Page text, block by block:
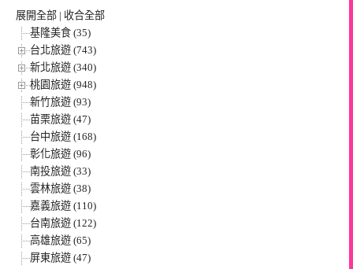
展開全部 | 收合全部
基隆美食 (35)
台北旅遊 (743)
新北旅遊 (340)
桃園旅遊 (948)
新竹旅遊 (93)
苗栗旅遊 (47)
台中旅遊 (168)
彰化旅遊 (96)
南投旅遊 (33)
雲林旅遊 (38)
嘉義旅遊 (110)
台南旅遊 (122)
高雄旅遊 (65)
屏東旅遊 (47)